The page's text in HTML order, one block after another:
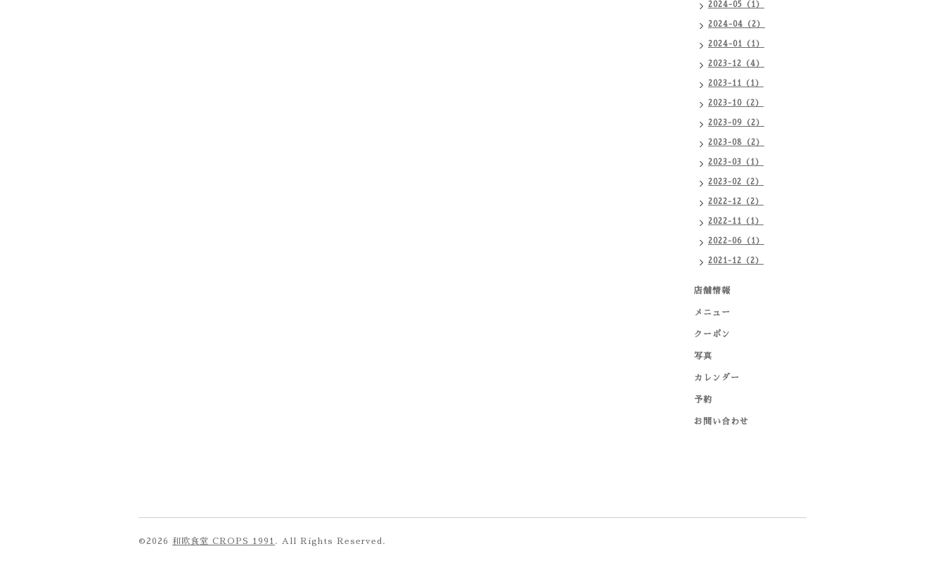
2024-05（1）
2024-04（2）
2024-01（1）
2023-12（4）
2023-11（1）
2023-10（2）
2023-09（2）
2023-08（2）
2023-03（1）
2023-02（2）
2022-12（2）
2022-11（1）
2022-06（1）
2021-12（2）
店舗情報
メニュー
クーポン
写真
カレンダー
予約
お問い合わせ
©2026 和欧食堂 CROPS 1991 . All Rights Reserved.